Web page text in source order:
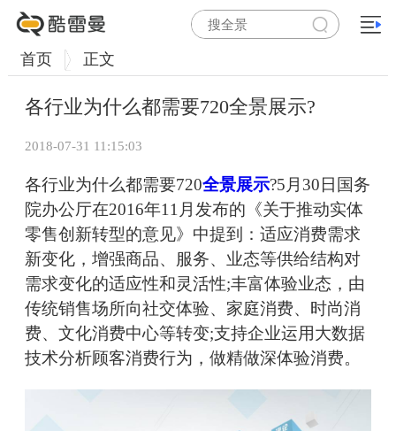
首页 正文
各行业为什么都需要720全景展示?
2018-07-31 11:15:03
各行业为什么都需要720全景展示?5月30日国务
院办公厅在2016年11月发布的《关于推动实体
零售创新转型的意见》中提到：适应消费需求
新变化，增强商品、服务、业态等供给结构对
需求变化的适应性和灵活性;丰富体验业态，由
传统销售场所向社交体验、家庭消费、时尚消
费、文化消费中心等转变;支持企业运用大数据
技术分析顾客消费行为，做精做深体验消费。